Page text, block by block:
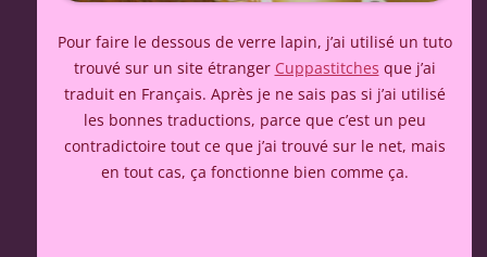
Pour faire le dessous de verre lapin, j’ai utilisé un tuto
trouvé sur un site étranger Cuppastitches que j’ai
traduit en Français. Après je ne sais pas si j’ai utilisé
les bonnes traductions, parce que c’est un peu
contradictoire tout ce que j’ai trouvé sur le net, mais
en tout cas, ça fonctionne bien comme ça.